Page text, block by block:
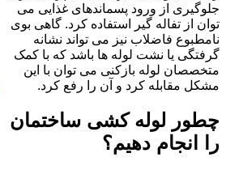
جلوگیری از ورود پسماندهای غذایی می
توان از تفاله گیر استفاده کرد. گاهی بوی
نامطبوع فاضلاب نیز می تواند نشانه
گرفتگی یا نشت لوله ها باشد که با کمک
متخصصان لوله بازکنی می توان با این
مشکل مقابله کرد و آن را رفع کرد.
چطور لوله کشی ساختمان
را انجام دهیم؟